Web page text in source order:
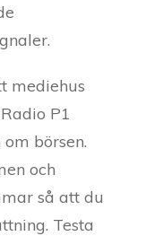
mediehus
P1
börsen.
och
så att du
Testa